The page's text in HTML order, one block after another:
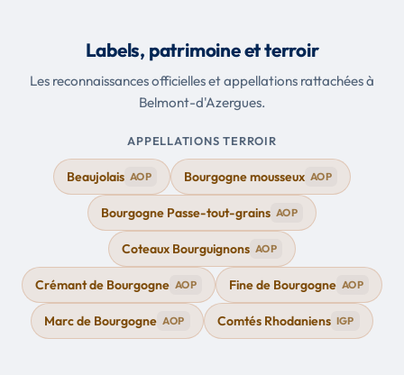
Labels, patrimoine et terroir
Les reconnaissances officielles et appellations rattachées à
Belmont-d'Azergues.
APPELLATIONS TERROIR
Beaujolais AOP Bourgogne mousseux AOP
Bourgogne Passe-tout-grains AOP
Coteaux Bourguignons AOP
Crémant de Bourgogne AOP Fine de Bourgogne AOP
Marc de Bourgogne AOP Comtés Rhodaniens IGP